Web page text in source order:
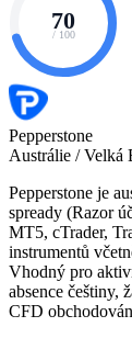
70
/ 100
Pepperstone
Austrálie / Velká
Pepperstone je
spready (Razor
MT5, cTrader,
instrumentů
Vhodný pro
absence češtiny,
CFD